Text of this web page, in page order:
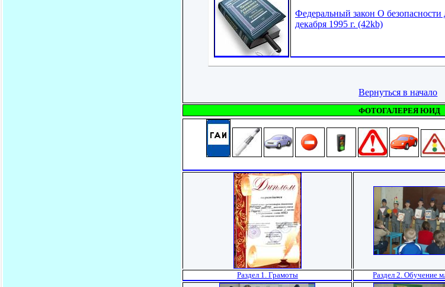
Федеральный закон О
декабря 1995 г. (42kb)
Вернуться в начало
ФОТОГАЛЕРЕЯ ЮИД
Раздел 1. Грамоты Раздел 2. Обучение